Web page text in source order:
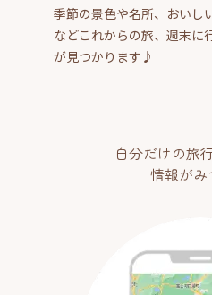
季節の景色や名所、おいし
などこれからの旅、週末に
が見つかります♪
自分だけの旅
情報がみ